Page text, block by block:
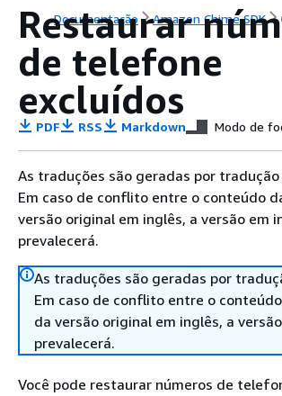
Documentação Amazon Chime SDK
Restaurar
de telefone
excluídos
PDF RSS Markdown Modo de
As traduções são geradas por
Em caso de conflito entre o conteúdo
versão original em inglês, a versão em
prevalecerá.
As traduções são geradas por
Em caso de conflito entre o
da versão original em inglês, a
prevalecerá.
Você pode restaurar números de